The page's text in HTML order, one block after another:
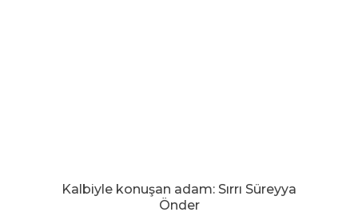
Kalbiyle konuşan adam: Sırrı Süreyya
Önder